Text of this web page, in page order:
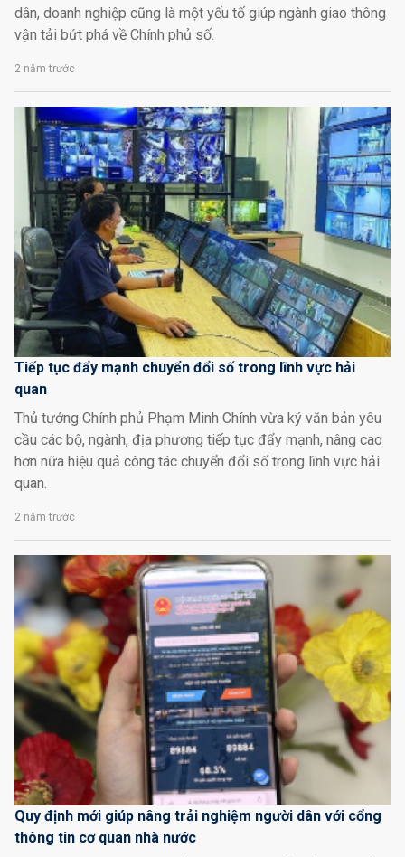
dân, doanh nghiệp cũng là một yếu tố giúp ngành giao thông
vận tải bứt phá về Chính phủ số.
2 năm trước
Tiếp tục đẩy mạnh chuyển đổi số trong lĩnh vực hải
quan
Thủ tướng Chính phủ Phạm Minh Chính vừa ký văn bản yêu
cầu các bộ, ngành, địa phương tiếp tục đẩy mạnh, nâng cao
hơn nữa hiệu quả công tác chuyển đổi số trong lĩnh vực hải
quan.
2 năm trước
Quy định mới giúp nâng trải nghiệm người dân với cổng
thông tin cơ quan nhà nước